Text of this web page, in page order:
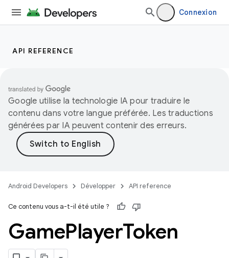
Connexion
API REFERENCE
Google utilise la technologie IA pour traduire le
contenu dans votre langue préférée. Les traductions
générées par IA peuvent contenir des erreurs.
Android Developers Développer API reference
Ce contenu vous a-t-il été utile ?
GamePlayerToken